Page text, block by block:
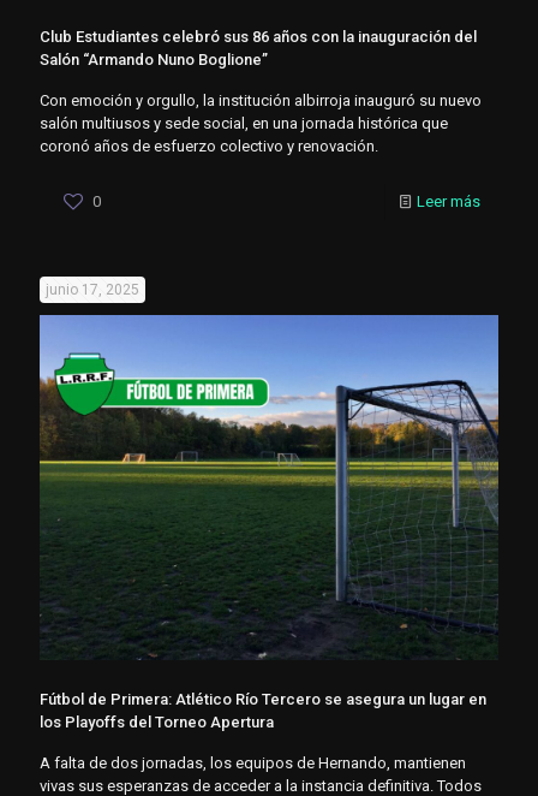
Club Estudiantes celebró sus 86 años con la inauguración del
Salón “Armando Nuno Boglione”
Con emoción y orgullo, la institución albirroja inauguró su nuevo
salón multiusos y sede social, en una jornada histórica que
coronó años de esfuerzo colectivo y renovación.
0 Leer más
junio 17, 2025
Fútbol de Primera: Atlético Río Tercero se asegura un lugar en
los Playoffs del Torneo Apertura
A falta de dos jornadas, los equipos de Hernando, mantienen
vivas sus esperanzas de acceder a la instancia definitiva. Todos